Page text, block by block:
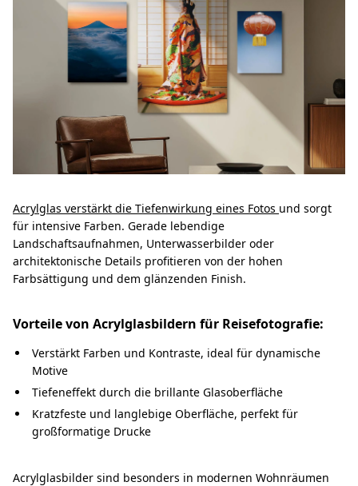
Acrylglas verstärkt die Tiefenwirkung eines Fotos und sorgt
für intensive Farben. Gerade lebendige
Landschaftsaufnahmen, Unterwasserbilder oder
architektonische Details profitieren von der hohen
Farbsättigung und dem glänzenden Finish.
Vorteile von Acrylglasbildern für Reisefotografie:
Verstärkt Farben und Kontraste, ideal für dynamische
Motive
Tiefeneffekt durch die brillante Glasoberfläche
Kratzfeste und langlebige Oberfläche, perfekt für
großformatige Drucke
Acrylglasbilder sind besonders in modernen Wohnräumen